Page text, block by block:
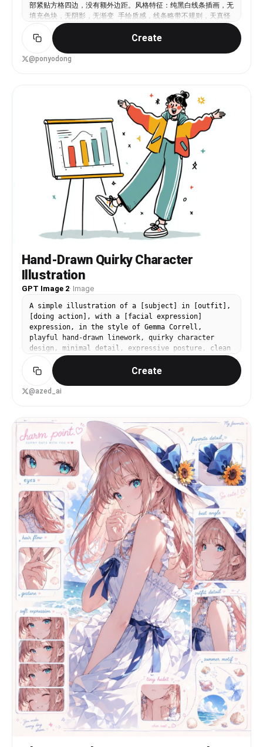
部紧贴方格四边，没有额外边距。风格特征：纯黑白线条插画，无
填充色块，无阴影，无渐变 手绘质感，线条略带不规则，天真怪
趣的编辑插画风格 极简五官：圆点眼睛、小圆圈眼睛、短线眉
毛、小点鼻子、直线嘴巴、小微笑、小难过嘴、困倦眼、惊讶O型
嘴、面无表情 发型以线条勾勒：波浪线刘海、卷曲线条发、中分
帘子发、平头短线、斜刘海、漩涡卷发、条纹发、扇贝状刘海 部
手绘人物图鉴，几何、克制、天真但不松散，平面化，高对比度，
无颜色，无背景装饰，无写实细节。
Create
@ponyodong
Hand-Drawn Quirky Character
Illustration
GPT Image 2· Image
A simple illustration of a [subject] in [outfit],
[doing action], with a [facial expression]
expression, in the style of Gemma Correll,
playful hand-drawn linework, quirky character
design, minimal detail, expressive posture, clean
white background, charming editorial illustration
feel
Create
@azed_ai